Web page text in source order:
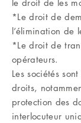
le droit de les
*Le droit de
l’élimination de
*Le droit de
opérateurs.
Les sociétés
droits,
protection des
interlocuteur